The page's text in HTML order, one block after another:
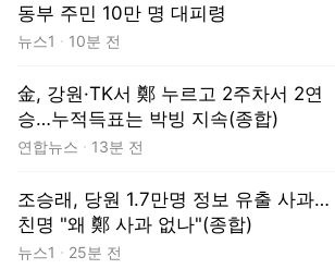
동부 주민 10만 명 대피령
뉴스1 10분 전
金, 강원·TK서 鄭 누르고 2주차서 2연
승…누적득표는 박빙 지속(종합)
연합뉴스 13분 전
조승래, 당원 1.7만명 정보 유출 사과…
친명 "왜 鄭 사과 없나"(종합)
뉴스1 25분 전